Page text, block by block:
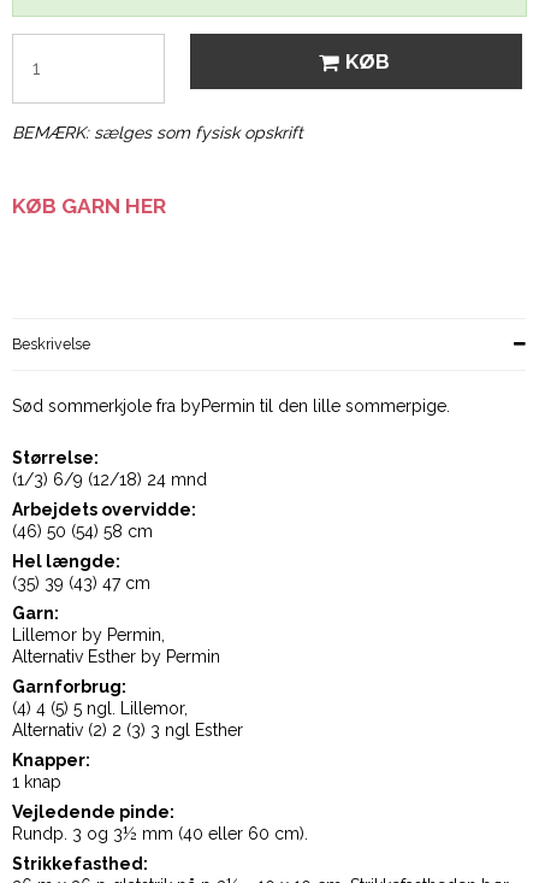
KØB
BEMÆRK: sælges som fysisk opskrift
KØB GARN HER
Beskrivelse
Sød sommerkjole fra byPermin til den lille sommerpige.
Størrelse:
(1/3) 6/9 (12/18) 24 mnd
Arbejdets overvidde:
(46) 50 (54) 58 cm
Hel længde:
(35) 39 (43) 47 cm
Garn:
Lillemor by Permin,
Alternativ Esther by Permin
Garnforbrug:
(4) 4 (5) 5 ngl. Lillemor,
Alternativ (2) 2 (3) 3 ngl Esther
Knapper:
1 knap
Vejledende pinde:
Rundp. 3 og 3½ mm (40 eller 60 cm).
Strikkefasthed: